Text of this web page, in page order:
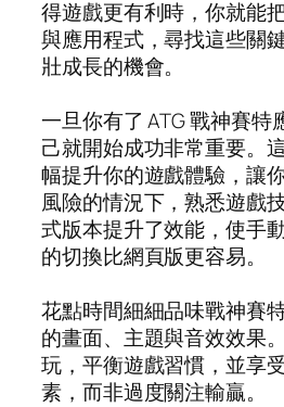
得遊戲更有利時，你就能
與應用程式，尋找這些關
壯成長的機會。
一旦你有了 ATG 戰神賽特
己就開始成功非常重要。
幅提升你的遊戲體驗，讓
風險的情況下，熟悉遊戲
式版本提升了效能，使手
的切換比網頁版更容易。
花點時間細細品味戰神賽
的畫面、主題與音效效果
玩，平衡遊戲習慣，並享
素，而非過度關注輸贏。